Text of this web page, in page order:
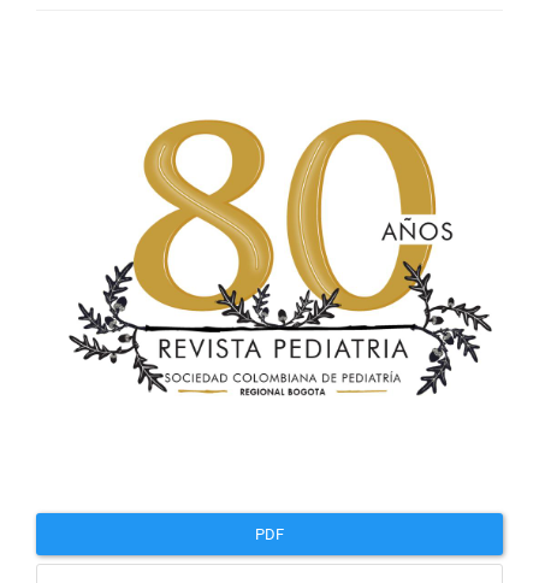
lateral
artículo
PDF